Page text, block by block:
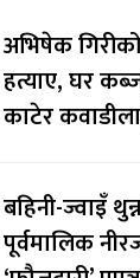
अभिषेक
हत्याए, घर
काटेर
बहिनी-ज्वाइँ
पूर्वमालिक